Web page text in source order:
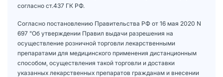
согласно ст.437 ГК РФ.
Согласно постановлению Правительства РФ от 16 мая 2020 N
697 "Об утверждении Правил выдачи разрешения на
осуществление розничной торговли лекарственными
препаратами для медицинского применения дистанционным
способом, осуществления такой торговли и доставки
указанных лекарственных препаратов гражданам и внесении